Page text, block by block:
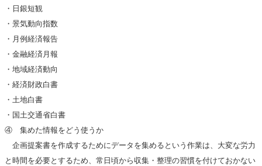
・日銀短観
・景気動向指数
・月例経済報告
・金融経済月報
・地域経済動向
・経済財政白書
・土地白書
・国土交通省白書
④ 集めた情報をどう使うか
企画提案書を作成するためにデータを集めるという作業は、大変な労力
と時間を必要とするため、常日頃から収集・整理の習慣を付けておかない